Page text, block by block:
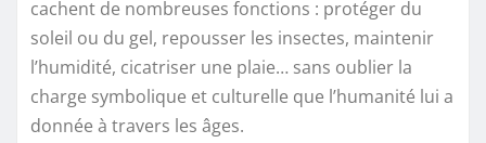
cachent de nombreuses fonctions : protéger du
soleil ou du gel, repousser les insectes, maintenir
l’humidité, cicatriser une plaie… sans oublier la
charge symbolique et culturelle que l’humanité lui a
donnée à travers les âges.